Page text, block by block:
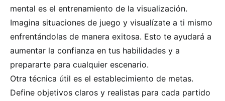
mental es el entrenamiento de la visualización.
Imagina situaciones de juego y visualízate a ti mismo
enfrentándolas de manera exitosa. Esto te ayudará a
aumentar la confianza en tus habilidades y a
prepararte para cualquier escenario.
Otra técnica útil es el establecimiento de metas.
Define objetivos claros y realistas para cada partido